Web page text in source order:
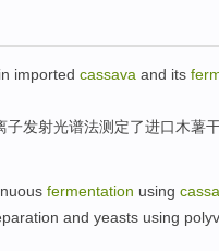
in imported cassava and its
子发射光谱法测定了进口木薯
fermentation using
and yeasts using